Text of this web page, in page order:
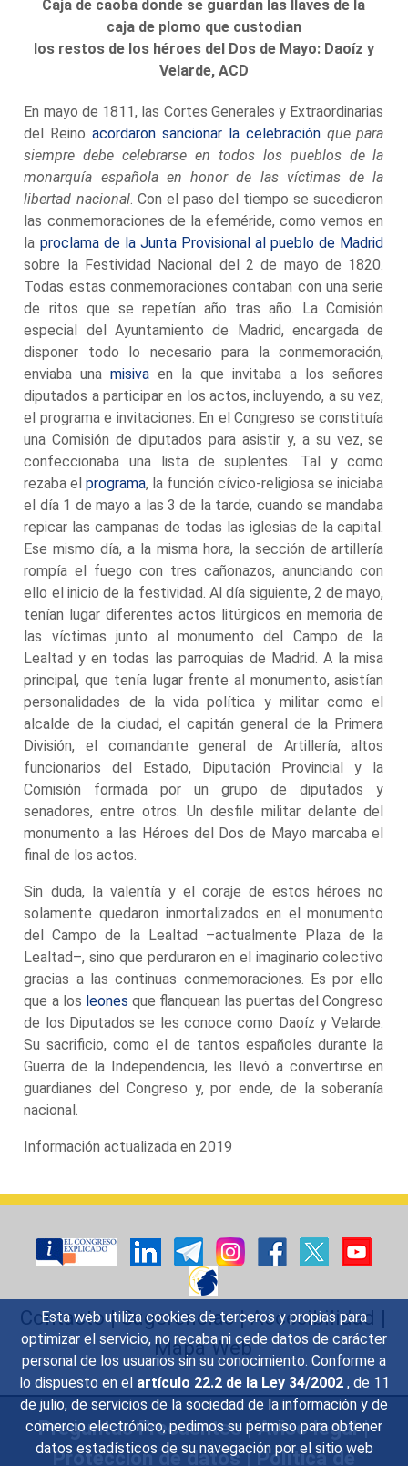
Esta web utiliza cookies de terceros y propias para
optimizar el servicio, no recaba ni cede datos de carácter
personal de los usuarios sin su conocimiento. Conforme a
lo dispuesto en el artículo 22.2 de la Ley 34/2002 , de 11
de julio, de servicios de la sociedad de la información y de
comercio electrónico, pedimos su permiso para obtener
datos estadísticos de su navegación por el sitio web
Caja de caoba donde se guardan las llaves de la
caja de plomo que custodian
los restos de los héroes del Dos de Mayo: Daoíz y
Velarde, ACD
En mayo de 1811, las Cortes Generales y Extraordinarias
del Reinoacordaron sancionar la celebración que para
siempre debe celebrarse en todos los pueblos de la
monarquía española en honor de las víctimas de la
libertad nacional. Con el paso del tiempo se sucedieron
las conmemoraciones de la efeméride, como vemos en
la proclama de la Junta Provisional al pueblo de Madrid
sobre la Festividad Nacional del 2 de mayo de 1820.
Todas estas conmemoraciones contaban con una serie
de ritos que se repetían año tras año. La Comisión
especial del Ayuntamiento de Madrid, encargada de
disponer todo lo necesario para la conmemoración,
enviaba unamisiva en la que invitaba a los señores
diputados a participar en los actos, incluyendo, a su vez,
el programa e invitaciones. En el Congreso se constituía
una Comisión de diputados para asistir y, a su vez, se
confeccionaba una lista de suplentes. Tal y como
rezaba elprograma, la función cívico-religiosa se iniciaba
el día 1 de mayo a las 3 de la tarde, cuando se mandaba
repicar las campanas de todas las iglesias de la capital.
Ese mismo día, a la misma hora, la sección de artillería
rompía el fuego con tres cañonazos, anunciando con
ello el inicio de la festividad. Al día siguiente, 2 de mayo,
tenían lugar diferentes actos litúrgicos en memoria de
las víctimas junto al monumento del Campo de la
Lealtad y en todas las parroquias de Madrid. A la misa
principal, que tenía lugar frente al monumento, asistían
personalidades de la vida política y militar como el
alcalde de la ciudad, el capitán general de la Primera
División, el comandante general de Artillería, altos
funcionarios del Estado, Diputación Provincial y la
Comisión formada por un grupo de diputados y
senadores, entre otros. Un desfile militar delante del
monumento a las Héroes del Dos de Mayo marcaba el
final de los actos.
Sin duda, la valentía y el coraje de estos héroes no
solamente quedaron inmortalizados en el monumento
del Campo de la Lealtad –actualmente Plaza de la
Lealtad–, sino que perduraron en el imaginario colectivo
gracias a las continuas conmemoraciones. Es por ello
que a los leones que flanquean las puertas del Congreso
de los Diputados se les conoce como Daoíz y Velarde.
Su sacrificio, como el de tantos españoles durante la
Guerra de la Independencia, les llevó a convertirse en
guardianes del Congreso y, por ende, de la soberanía
nacional.
Información actualizada en 2019
Contacto|Sugerencias|Accesibilidad |
Mapa Web
Preguntas Frecuentes|Aviso legal|
Protección de datos|Política de